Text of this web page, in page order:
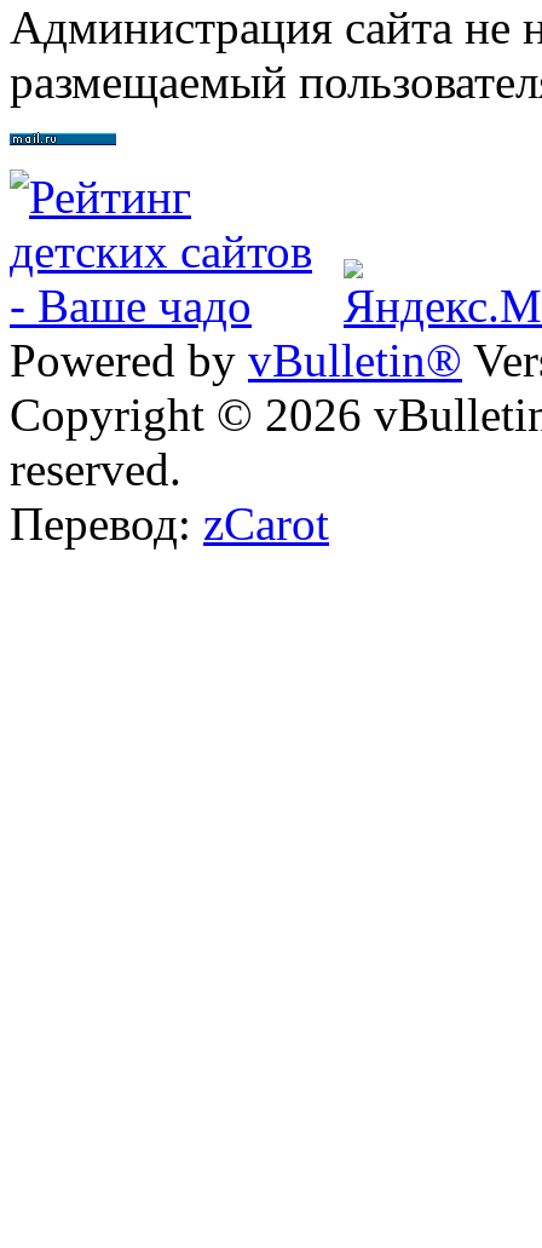
Администрация сайта не
размещаемый
Powered by vBulletin®
Copyright © 2026
reserved.
Перевод: zCarot